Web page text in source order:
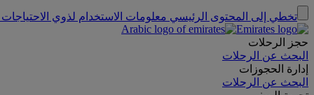
تخطي إلى المحتوى الرئيسي معلومات الاستخدام لذوي
حجز الرحلات
البحث عن الرحلات
إدارة الحجوزات
البحث عن الرحلات